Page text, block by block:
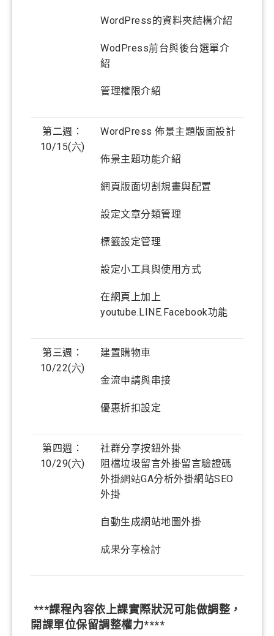
WordPress的資料夾結構介紹
WodPress前台與後台選單介
紹
管理權限介紹
第二週：
10/15(六)
WordPress 佈景主題版面設計
佈景主題功能介紹
網頁版面切割規畫與配置
設定文章分類管理
標籤設定管理
設定小工具與使用方式
在網頁上加上
youtube.LINE.Facebook功能
第三週：
10/22(六)
建置購物車
金流申請與串接
優惠折扣設定
第四週：
10/29(六)
社群分享按鈕外掛
阻檔垃圾留言外掛留言驗證碼
外掛網站GA分析外掛網站SEO
外掛
自動生成網站地圖外掛
成果分享檢討
***課程內容依上課實際狀況可能做調整，
開課單位保留調整權力****